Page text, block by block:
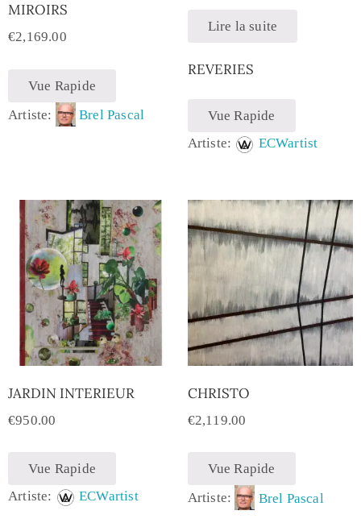
MIROIRS
€2,169.00
Vue Rapide
Artiste:
Brel Pascal
Lire la suite
REVERIES
Vue Rapide
Artiste:
ECWartist
JARDIN INTERIEUR
€950.00
Vue Rapide
Artiste:
ECWartist
CHRISTO
€2,119.00
Vue Rapide
Artiste:
Brel Pascal